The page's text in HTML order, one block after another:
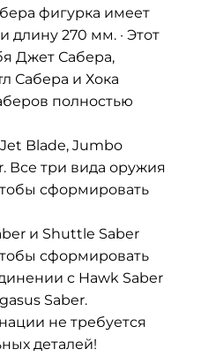
фигурка имеет
длину 270 мм. · Этот
Джет Сабера,
Сабера и Хока
полностью
Blade, Jumbo
Все три вида оружия
сформировать
и Shuttle Saber
сформировать
с Hawk Saber
Saber.
не требуется
деталей!